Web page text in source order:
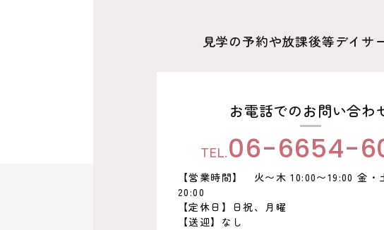
見学の予約や放課後等デイサ
お電話でのお問い合わ
TEL.06-6654-
【営業時間】
火〜木 10:00〜19:00 金・
20:00
【定休日】日祝、月曜
【送迎】なし